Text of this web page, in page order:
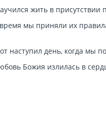
жить в присутствии
мы приняли их
наступил день, когда мы
Божия излилась в